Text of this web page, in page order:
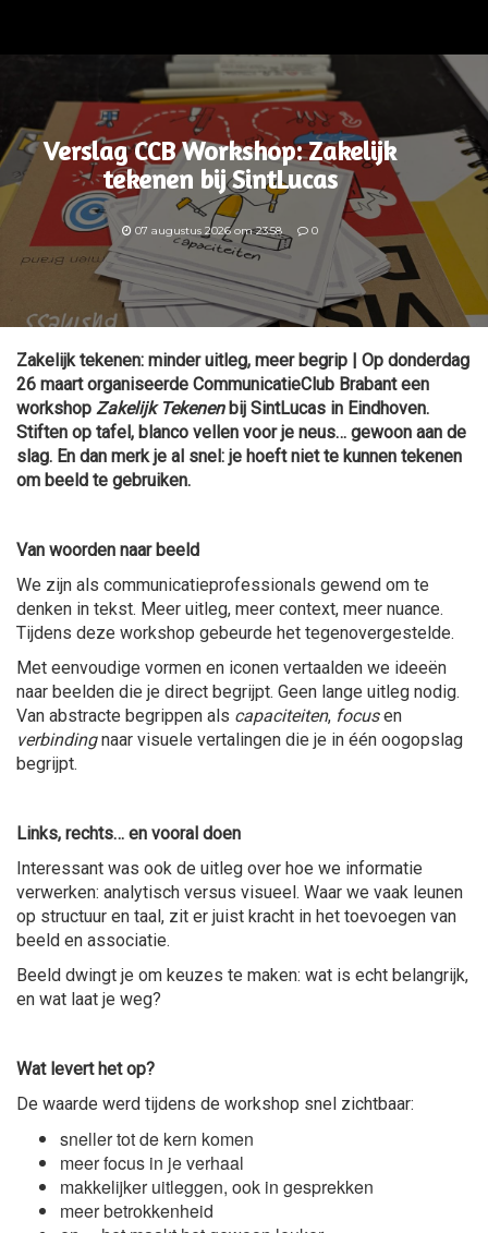
Verslag CCB Workshop: Zakelijk
tekenen bij SintLucas
07 augustus 2026 om 23:58 0
Zakelijk tekenen: minder uitleg, meer begrip | Op donderdag
26 maart organiseerde CommunicatieClub Brabant een
workshop Zakelijk Tekenenbij SintLucas in Eindhoven.
Stiften op tafel, blanco vellen voor je neus… gewoon aan de
slag. En dan merk je al snel: je hoeft niet te kunnen tekenen
om beeld te gebruiken.
Van woorden naar beeld
We zijn als communicatieprofessionals gewend om te
denken in tekst. Meer uitleg, meer context, meer nuance.
Tijdens deze workshop gebeurde het tegenovergestelde.
Met eenvoudige vormen en iconen vertaalden we ideeën
naar beelden die je direct begrijpt. Geen lange uitleg nodig.
Van abstracte begrippen als capaciteiten, focusen
verbindingnaar visuele vertalingen die je in één oogopslag
begrijpt.
Links, rechts… en vooral doen
Interessant was ook de uitleg over hoe we informatie
verwerken: analytisch versus visueel. Waar we vaak leunen
op structuur en taal, zit er juist kracht in het toevoegen van
beeld en associatie.
Beeld dwingt je om keuzes te maken: wat is echt belangrijk,
en wat laat je weg?
Wat levert het op?
De waarde werd tijdens de workshop snel zichtbaar:
sneller tot de kern komen
meer focus in je verhaal
makkelijker uitleggen, ook in gesprekken
meer betrokkenheid